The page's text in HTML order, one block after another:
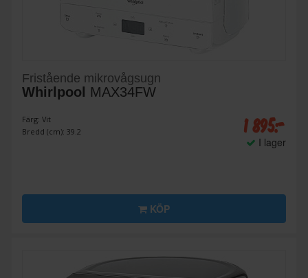
Fristående mikrovågsugn
Whirlpool MAX34FW
Färg: Vit
Bredd (cm): 39.2
1 895:-
I lager
KÖP